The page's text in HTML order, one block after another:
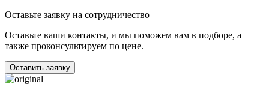
Оставьте заявку на сотрудничество
Оставьте ваши контакты, и мы поможем вам в подборе, а
также проконсультируем по цене.
Оставить заявку